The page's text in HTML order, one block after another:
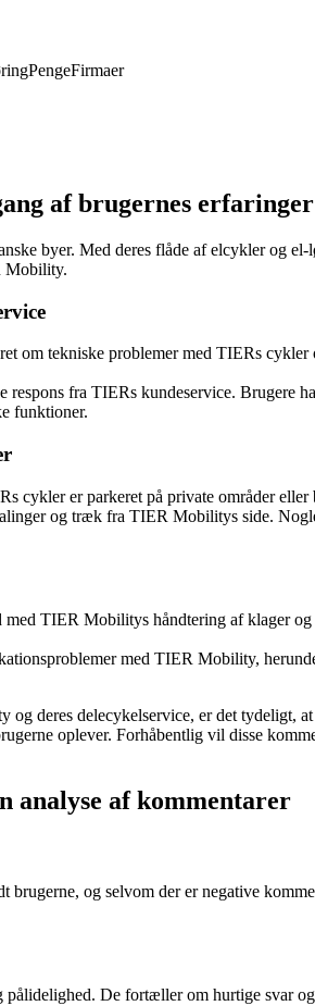
PengeFirmaer
af brugernes erfaringer
byer. Med deres flåde af elcykler og
Mobility.
om tekniske problemer med TIERs
respons fra TIERs kundeservice. Brugere
funktioner.
cykler er parkeret på private områder
og træk fra TIER Mobilitys side.
TIER Mobilitys håndtering af klager
med TIER Mobility,
deres delecykelservice, er det
oplever. Forhåbentlig vil disse
analyse af kommentarer
og selvom der er negative
De fortæller om hurtige svar